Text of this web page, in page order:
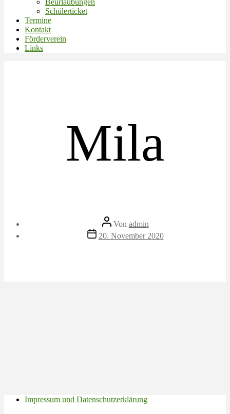
Beurlaubungen
Schülerticket
Termine
Kontakt
Förderverein
Links
Mila
Beitragsautor
Von admin
Veröffentlichungsdatum
20. November 2020
Impressum und Datenschutzerklärung